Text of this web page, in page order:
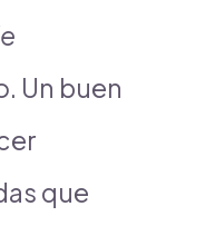
Un buen
que